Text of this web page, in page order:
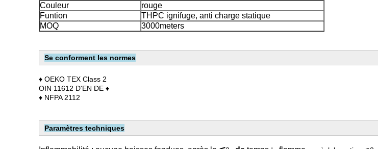
Couleur
rouge
Funtion
THPC ignifuge, anti charge statique
MOQ
3000meters
Se conforment les normes
♦ OEKO TEX Class 2
OIN 11612 D'EN DE ♦
♦ NFPA 2112
Paramètres techniques